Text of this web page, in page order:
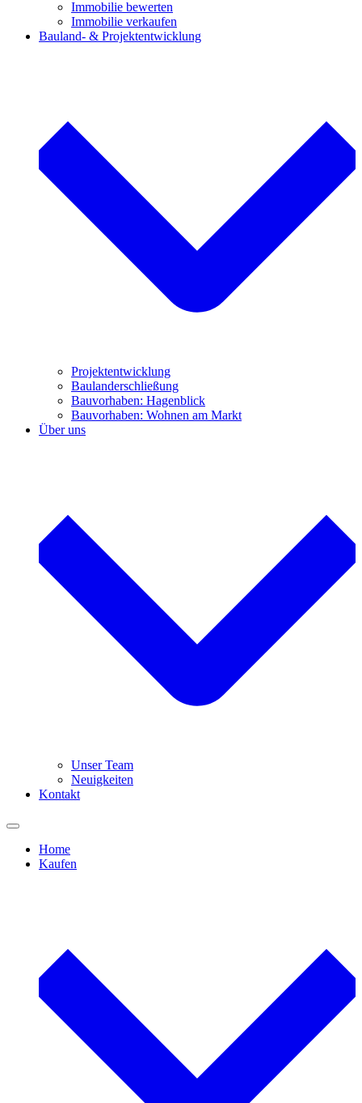
Immobilie bewerten
Immobilie verkaufen
Bauland- & Projektentwicklung
Projektentwicklung
Baulanderschließung
Bauvorhaben: Hagenblick
Bauvorhaben: Wohnen am Markt
Über uns
Unser Team
Neuigkeiten
Kontakt
Home
Kaufen